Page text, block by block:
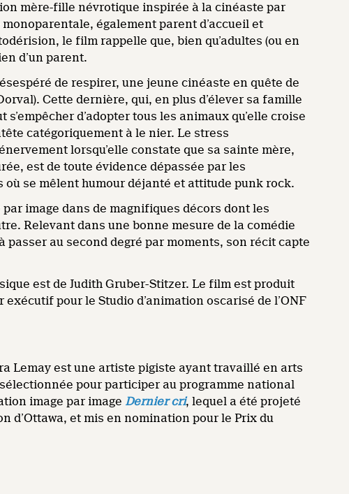
mère-fille névrotique inspirée à la cinéaste par
également parent d’accueil et
le film rappelle que, bien qu’adultes (ou en
d’un parent.
de respirer, une jeune cinéaste en quête de
Cette dernière, qui, en plus d’élever sa famille
d’adopter tous les animaux qu’elle croise
catégoriquement à le nier. Le stress
lorsqu’elle constate que sa sainte mère,
est de toute évidence dépassée par les
où se mêlent humour déjanté et attitude punk rock.
image dans de magnifiques décors dont les
Relevant dans une bonne mesure de la comédie
au second degré par moments, son récit capte
est de Judith Gruber-Stitzer. Le film est produit
pour le Studio d’animation oscarisé de l’ONF
Lemay est une artiste pigiste ayant travaillé en arts
pour participer au programme national
image par image Dernier cri, lequel a été projeté
d’Ottawa, et mis en nomination pour le Prix du